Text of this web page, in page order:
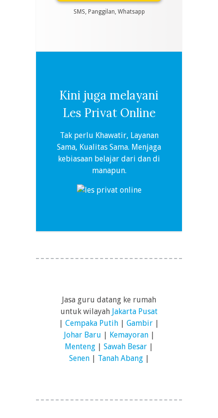
SMS, Panggilan, Whatsapp
Kini juga melayani
Les Privat Online
Tak perlu Khawatir, Layanan
Sama, Kualitas Sama. Menjaga
kebiasaan belajar dari dan di
manapun.
Jasa guru datang ke rumah
untuk wilayah Jakarta Pusat
| Cempaka Putih | Gambir |
Johar Baru | Kemayoran|
Menteng | Sawah Besar |
Senen| Tanah Abang|